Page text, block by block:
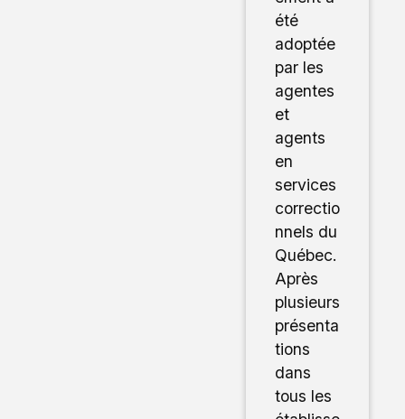
été
adoptée
par les
agentes
et
agents
en
services
correctio
nnels du
Québec.
Après
plusieurs
présenta
tions
dans
tous les